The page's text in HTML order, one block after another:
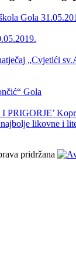
Gola
„Cvjetići
Gola
likovne i
pridržana